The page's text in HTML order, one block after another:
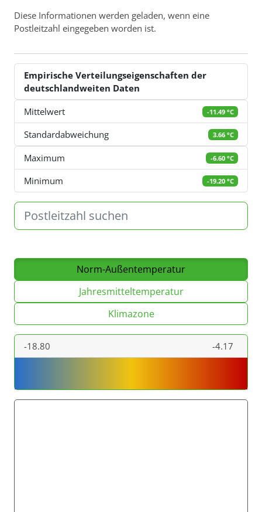
Diese Informationen werden geladen, wenn eine
Postleitzahl eingegeben worden ist.
Empirische Verteilungseigenschaften der
deutschlandweiten Daten
Mittelwert
-11.49
Standardabweichung 3.66
Maximum -6.60
Minimum -19.20
Norm-Außentemperatur
Jahresmitteltemperatur
Klimazone
-18.80 -4.17